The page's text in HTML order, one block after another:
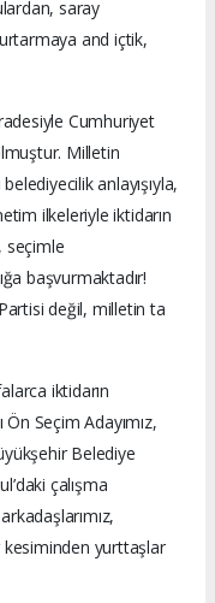
saray
and içtik,
Cumhuriyet
Milletin
anlayışıyla,
ilkeleriyle iktidarın
seçimle
başvurmaktadır!
değil, milletin ta
iktidarın
Ön Seçim Adayımız,
Belediye
çalışma
kesiminden yurttaşlar